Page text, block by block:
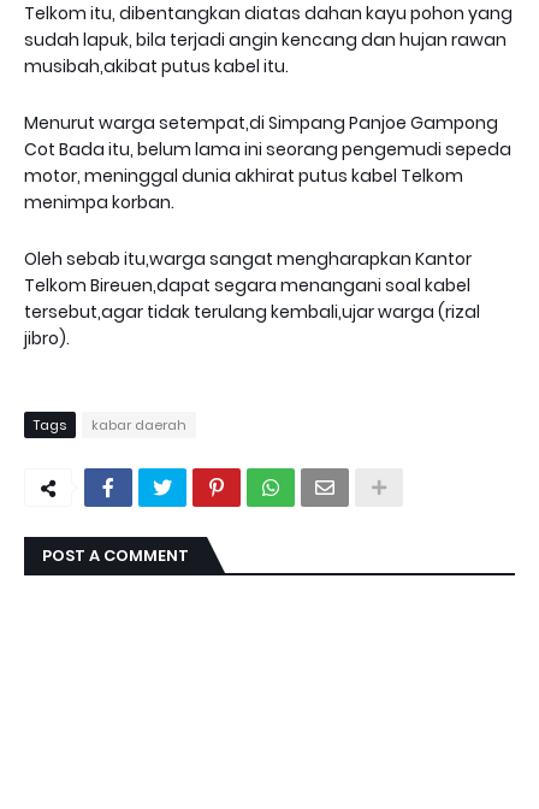
Telkom itu, dibentangkan diatas dahan kayu pohon yang
sudah lapuk, bila terjadi angin kencang dan hujan rawan
musibah,akibat putus kabel itu.
Menurut warga setempat,di Simpang Panjoe Gampong
Cot Bada itu, belum lama ini seorang pengemudi sepeda
motor, meninggal dunia akhirat putus kabel Telkom
menimpa korban.
Oleh sebab itu,warga sangat mengharapkan Kantor
Telkom Bireuen,dapat segara menangani soal kabel
tersebut,agar tidak terulang kembali,ujar warga (rizal
jibro).
Tags kabar daerah
POST A COMMENT